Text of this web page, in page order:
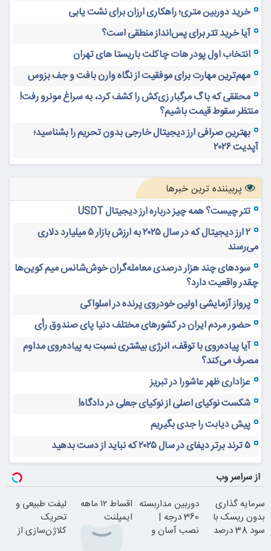
https://virgool.io/VegLand
https://www.instagram.com/mehravamag/
برچسب ها: پروتئین گیاهی
تغذیه سالم
جایگزین‌های گیاهی
زندگی پایدار
زندگی سالم
سبک زندگی پایدار
محیط زیست
به اشتراک بگذارید:
لینک کوتاه خبر:
آخرین خبرها
هنگام خرید شرکت ثبت شده به چه معیارها و نکاتی توجه کنیم؟
بهترین روش سرمایه‌گذاری در ارزهای دیجیتال از نظر بنیان‌گذار
بایننس
۴ اشتباه بزرگ تریدرهای ارز دیجیتال؛ چگونه چند اشتباه ساده
سرمایه شما را نابود می‌کند؟